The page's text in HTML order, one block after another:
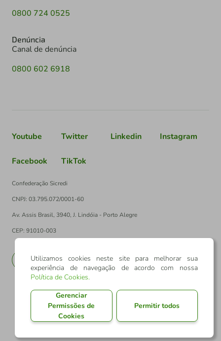
0800 724 0525
Denúncia
Canal de denúncia
0800 602 6918
Youtube Twitter Linkedin Instagram
Facebook TikTok
Confederação Sicredi
CNPJ: 03.795.072/0001-60
Av. Assis Brasil, 3940, J. Lindóia - Porto Alegre
CEP: 91010-003
EN
Utilizamos cookies neste site para melhorar sua
experiência de navegação de acordo com nossa
Política de Cookies.
Gerenciar
Permissões de
Cookies
Permitir todos